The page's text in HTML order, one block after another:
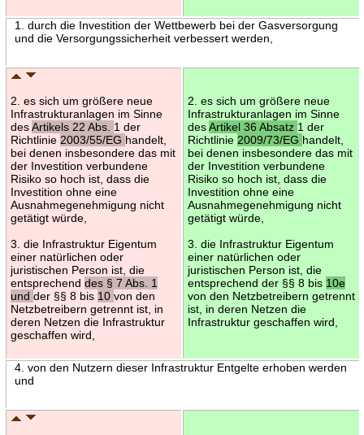
1. durch die Investition der Wettbewerb bei der Gasversorgung
und die Versorgungssicherheit verbessert werden,
2. es sich um größere neue
Infrastrukturanlagen im Sinne
desArtikels 22 Abs. 1 der
Richtlinie 2003/55/EG handelt,
bei denen insbesondere das mit
der Investition verbundene
Risiko so hoch ist, dass die
Investition ohne eine
Ausnahmegenehmigung nicht
getätigt würde,
3. die Infrastruktur Eigentum
einer natürlichen oder
juristischen Person ist, die
entsprechend des § 7 Abs. 1
und der §§ 8 bis 10 von den
Netzbetreibern getrennt ist, in
deren Netzen die Infrastruktur
geschaffen wird,
2. es sich um größere neue
Infrastrukturanlagen im Sinne
desArtikel 36 Absatz 1 der
Richtlinie 2009/73/EG handelt,
bei denen insbesondere das mit
der Investition verbundene
Risiko so hoch ist, dass die
Investition ohne eine
Ausnahmegenehmigung nicht
getätigt würde,
3. die Infrastruktur Eigentum
einer natürlichen oder
juristischen Person ist, die
entsprechend der §§ 8 bis 10e
von den Netzbetreibern getrennt
ist, in deren Netzen die
Infrastruktur geschaffen wird,
4. von den Nutzern dieser Infrastruktur Entgelte erhoben werden
und